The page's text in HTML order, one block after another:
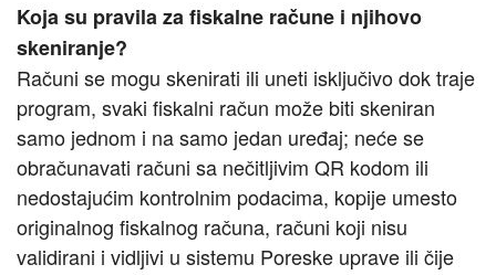
Koja su pravila za fiskalne račune i njihovo
skeniranje?
Računi se mogu skenirati ili uneti isključivo dok traje
program, svaki fiskalni račun može biti skeniran
samo jednom i na samo jedan uređaj; neće se
obračunavati računi sa nečitljivim QR kodom ili
nedostajućim kontrolnim podacima, kopije umesto
originalnog fiskalnog računa, računi koji nisu
validirani i vidljivi u sistemu Poreske uprave ili čije